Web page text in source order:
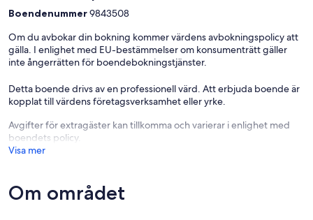
Boendenummer9843508
Om du avbokar din bokning kommer värdens avbokningspolicy att
gälla. I enlighet med EU-bestämmelser om konsumenträtt gäller
inte ångerrätten för boendebokningstjänster.
Detta boende drivs av en professionell värd. Att erbjuda boende är
kopplat till värdens företagsverksamhet eller yrke.
Avgifter för extragäster kan tillkomma och varierar i enlighet med
boendets policy.
Visa mer
Om området